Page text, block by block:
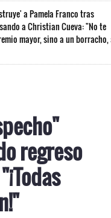
a Pamela Franco tras
a Christian Cueva: "No te
mayor, sino a un borracho,
regreso